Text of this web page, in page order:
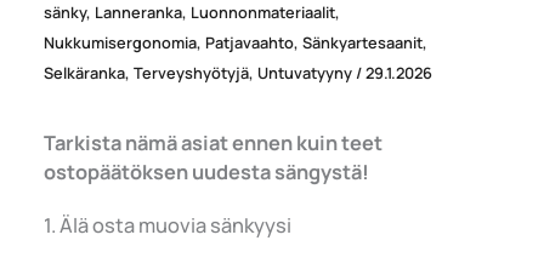
sänky, Lanneranka, Luonnonmateriaalit,
Nukkumisergonomia,Patjavaahto,Sänkyartesaanit,
Selkäranka,Terveyshyötyjä,Untuvatyyny /29.1.2026
Tarkista nämä asiat ennen kuin teet
ostopäätöksen uudesta sängystä!
1. Älä osta muovia sänkyysi